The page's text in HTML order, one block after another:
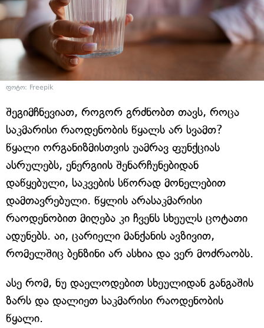
ფოტო: Freepik
შეგიმჩნევიათ, როგორ გრძნობთ თავს, როცა
საკმარისი რაოდენობის წყალს არ სვამთ?
წყალი ორგანიზმისთვის უამრავ ფუნქციას
ასრულებს, ენერგიის შენარჩუნებიდან
დაწყებული, საკვების სწორად მონელებით
დამთავრებული. წყლის არასაკმარისი
რაოდენობით მიღება კი ჩვენს სხეულს ცოტათი
ადუნებს. აი, ცარიელი მანქანის ავზივით,
რომელშიც ბენზინი არ ასხია და ვერ მოძრაობს.
ასე რომ, ნუ დაელოდებით სხეულიდან განგაშის
ზარს და დალიეთ საკმარისი რაოდენობის
წყალი.